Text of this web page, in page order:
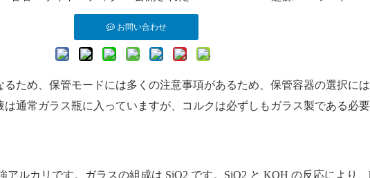
お問い合わせ
ため、保管モードには多くの注意事項があるため、保管容器の選択に
通常ガラス瓶に入っていますが、コルクは必ずしもガラス製である必
ルカリです。ガラスの組成は SiO2 です。SiO2 と KOH の反応により、